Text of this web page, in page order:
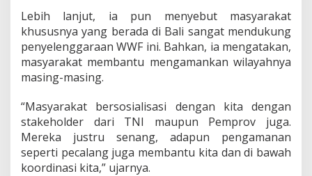
m
k
e
1
i
B
i
Lebih lanjut, ia pun menyebut masyarakat
khususnya yang berada di Bali sangat mendukung
penyelenggaraan WWF ini. Bahkan, ia mengatakan,
masyarakat membantu mengamankan wilayahnya
masing-masing.
“Masyarakat bersosialisasi dengan kita dengan
stakeholder dari TNI maupun Pemprov juga.
Mereka justru senang, adapun pengamanan
seperti pecalang juga membantu kita dan di bawah
koordinasi kita,” ujarnya.